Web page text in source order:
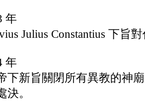
Julius Constantius 下旨
新旨關閉所有異教的神廟
決。